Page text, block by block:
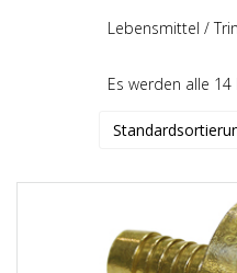
Lebensmittel /
Es werden alle